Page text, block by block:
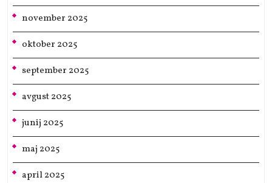
november 2025
oktober 2025
september 2025
avgust 2025
junij 2025
maj 2025
april 2025